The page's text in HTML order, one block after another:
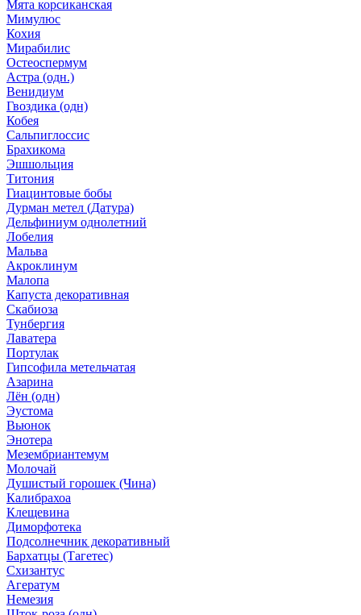
Мята корсиканская
Мимулюс
Кохия
Мирабилис
Остеоспермум
Астра (одн.)
Венидиум
Гвоздика (одн)
Кобея
Сальпиглоссис
Брахикома
Эшшольция
Титония
Гиацинтовые бобы
Дурман метел (Датура)
Дельфиниум однолетний
Лобелия
Мальва
Акроклинум
Малопа
Капуста декоративная
Скабиоза
Тунбергия
Лаватера
Портулак
Гипсофила метельчатая
Азарина
Лён (одн)
Эустома
Вьюнок
Энотера
Мезембриантемум
Молочай
Душистый горошек (Чина)
Калибрахоа
Клещевина
Диморфотека
Подсолнечник декоративный
Бархатцы (Тагетес)
Схизантус
Агератум
Немезия